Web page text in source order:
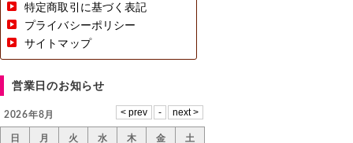
特定商取引に基づく表記
プライバシーポリシー
サイトマップ
営業日のお知らせ
2026年8月
日 月 火 水 木 金 土